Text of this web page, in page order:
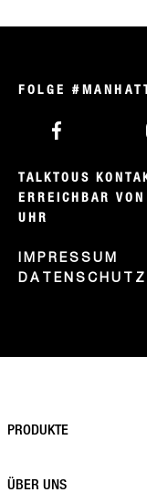
FOLGE
TALKTOUS
ERREICHBAR
UHR
IMPRESSUM
DATENSCHUTZ
PRODUKTE
ÜBER UNS